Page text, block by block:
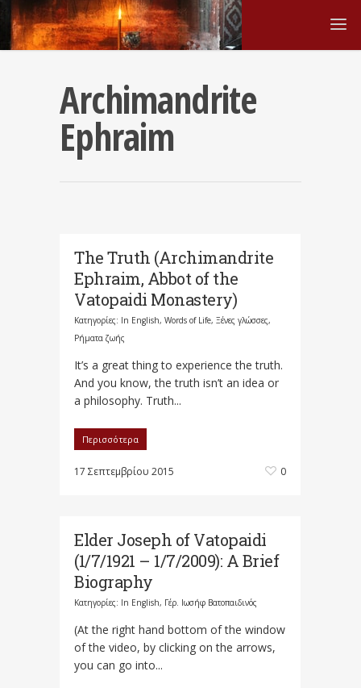
Archimandrite
Ephraim
The Truth (Archimandrite
Ephraim, Abbot of the
Vatopaidi Monastery)
Κατηγορίες: In English, Words of Life, Ξένες γλώσσες,
Ρήματα ζωής
It’s a great thing to experience the truth.
And you know, the truth isn’t an idea or
a philosophy. Truth...
Περισσότερα
17 Σεπτεμβρίου 2015 0
Elder Joseph of Vatopaidi
(1/7/1921 – 1/7/2009): A Brief
Biography
Κατηγορίες: In English, Γέρ. Ιωσήφ Βατοπαιδινός
(At the right hand bottom of the window
of the video, by clicking on the arrows,
you can go into...